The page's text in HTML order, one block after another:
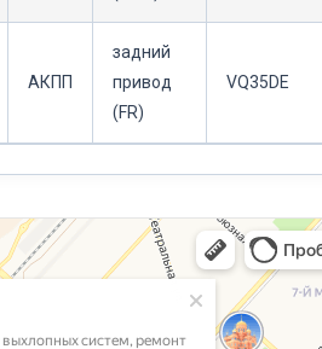
АКПП
задний
привод
(FR)
VQ35DE